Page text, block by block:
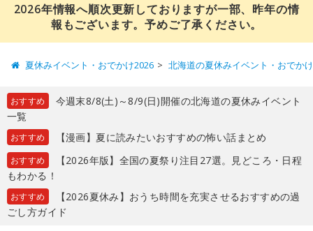
2026年情報へ順次更新しておりますが一部、昨年の情
報もございます。予めご了承ください。
夏休みイベント・おでかけ2026 北海道の夏休みイベント・おでか
おすすめ
今週末8/8(土)～8/9(日)開催の北海道の夏休みイベント
一覧
おすすめ 【漫画】夏に読みたいおすすめの怖い話まとめ
おすすめ
【2026年版】全国の夏祭り注目27選。見どころ・日程
もわかる！
おすすめ
【2026夏休み】おうち時間を充実させるおすすめの過
ごし方ガイド